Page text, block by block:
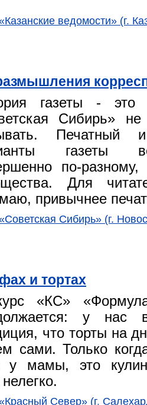
ведомости» (г.
газеты - это
Сибирь»
Печатный
газеты
по-
Для
привычнее
Сибирь» (г.
и тортах
«КС»
у нас
что торты на
сами. Только
у мамы, это
Север» (г.